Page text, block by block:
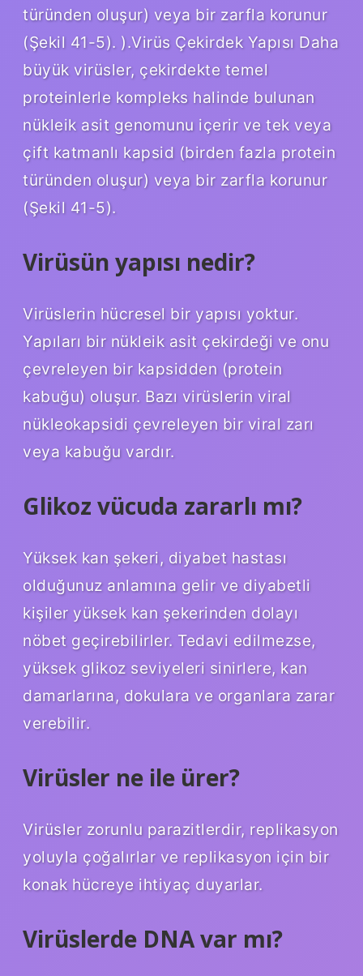
türünden oluşur) veya bir zarfla korunur
(Şekil 41-5). ).Virüs Çekirdek Yapısı Daha
büyük virüsler, çekirdekte temel
proteinlerle kompleks halinde bulunan
nükleik asit genomunu içerir ve tek veya
çift katmanlı kapsid (birden fazla protein
türünden oluşur) veya bir zarfla korunur
(Şekil 41-5).
Virüsün yapısı nedir?
Virüslerin hücresel bir yapısı yoktur.
Yapıları bir nükleik asit çekirdeği ve onu
çevreleyen bir kapsidden (protein
kabuğu) oluşur. Bazı virüslerin viral
nükleokapsidi çevreleyen bir viral zarı
veya kabuğu vardır.
Glikoz vücuda zararlı mı?
Yüksek kan şekeri, diyabet hastası
olduğunuz anlamına gelir ve diyabetli
kişiler yüksek kan şekerinden dolayı
nöbet geçirebilirler. Tedavi edilmezse,
yüksek glikoz seviyeleri sinirlere, kan
damarlarına, dokulara ve organlara zarar
verebilir.
Virüsler ne ile ürer?
Virüsler zorunlu parazitlerdir, replikasyon
yoluyla çoğalırlar ve replikasyon için bir
konak hücreye ihtiyaç duyarlar.
Virüslerde DNA var mı?